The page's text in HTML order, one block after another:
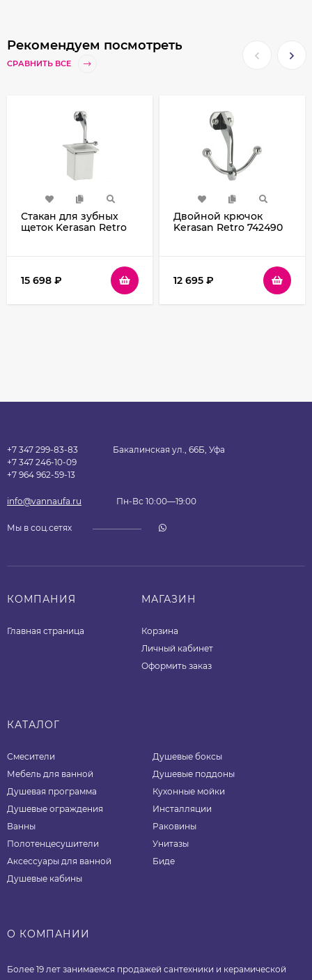
Рекомендуем посмотреть
СРАВНИТЬ ВСЕ
Стакан для зубных
щеток Kerasan Retro
15 698 ₽
Двойной крючок
Kerasan Retro 742490
12 695 ₽
+7 347 299-83-83
+7 347 246-10-09
+7 964 962-59-13
Бакалинская ул., 66Б, Уфа
info@vannaufa.ru Пн-Вс 10:00—19:00
Мы в соц.сетях
КОМПАНИЯ
Главная страница
МАГАЗИН
Корзина
Личный кабинет
Оформить заказ
КАТАЛОГ
Смесители
Мебель для ванной
Душевая программа
Душевые ограждения
Ванны
Полотенцесушители
Аксессуары для ванной
Душевые кабины
Душевые боксы
Душевые поддоны
Кухонные мойки
Инсталляции
Раковины
Унитазы
Биде
О КОМПАНИИ
Более 19 лет занимаемся продажей сантехники и керамической